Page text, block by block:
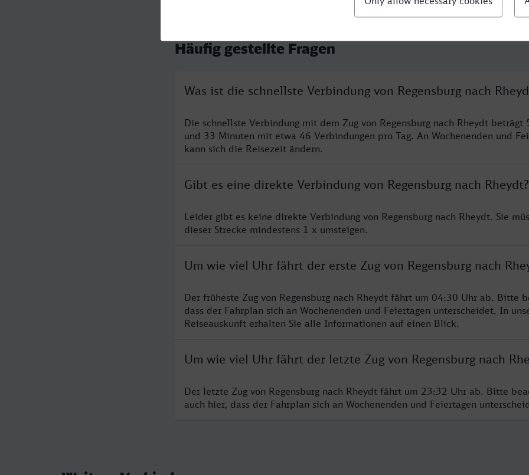
Häufig gestellte Fragen
Was ist die schnellste Verbindung von Regensburg nach
Die schnellste Verbindung mit dem Zug von Regensburg nach Rheydt beträgt
und 33 Minuten mit etwa 46 Verbindungen pro Tag. An Wochenenden und
kann sich die Reisezeit ändern.
Gibt es eine direkte Verbindung von Regensburg nach Rheydt?
Leider gibt es keine direkte Verbindung von Regensburg nach Rheydt. Sie
dieser Strecke mindestens 1 x umsteigen.
Um wie viel Uhr fährt der erste Zug von Regensburg nach
Der früheste Zug von Regensburg nach Rheydt fährt um 04:30 Uhr ab. Bitte
dass der Fahrplan sich an Wochenenden und Feiertagen unterscheidet. In
Reiseauskunft erhalten Sie alle Informationen auf einen Blick.
Um wie viel Uhr fährt der letzte Zug von Regensburg nach
Der letzte Zug von Regensburg nach Rheydt fährt um 23:32 Uhr ab. Bitte
auch hier, dass der Fahrplan sich an Wochenenden und Feiertagen